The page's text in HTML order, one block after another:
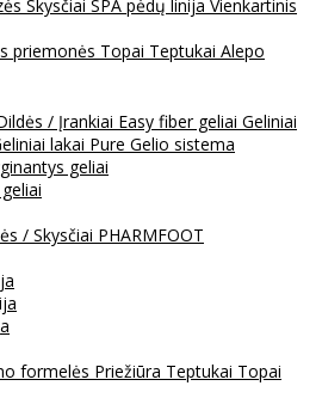
Skysčiai SPA pėdų linija Vienkartinis
priemonės Topai Teptukai Alepo
/ Įrankiai Easy fiber geliai Geliniai
lakai Pure Gelio sistema
geliai
/ Skysčiai PHARMFOOT
formelės Priežiūra Teptukai Topai